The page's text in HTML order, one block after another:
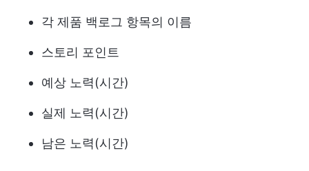
각 제품 백로그 항목의 이름
스토리 포인트
예상 노력(시간)
실제 노력(시간)
남은 노력(시간)